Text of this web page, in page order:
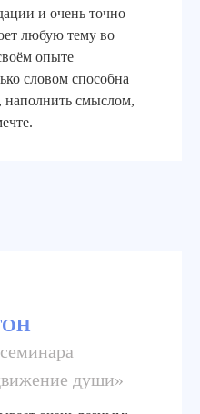
и очень точно
любую тему во
опыте
словом способна
наполнить смыслом,
души»